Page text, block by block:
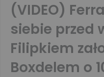
(VIDEO)
siebie przed
Filipkiem
Boxdelem o